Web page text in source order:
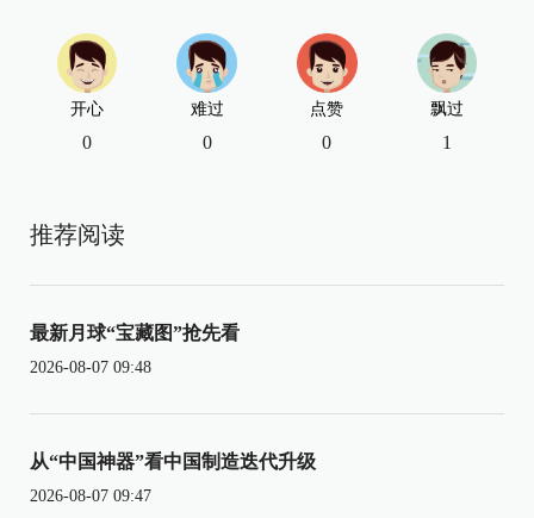
开心
0
难过
0
点赞
0
飘过
1
推荐阅读
最新月球“宝藏图”抢先看
2026-08-07 09:48
从“中国神器”看中国制造迭代升级
2026-08-07 09:47